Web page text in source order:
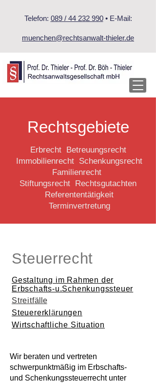
Telefon: 089 / 44 232 990• E-Mail:
muenchen@rechtsanwalt-thieler.de
Rechtsgebiete
Erbrecht Betreuungsrecht
Immobilienrecht Schenkungsrecht
Familienrecht
Stiftungsrecht Rechtsgutachten
Referententätigkeit
Terminvertretung
Steuerrecht
Gestaltung im Rahmen der
Erbschafts-u.Schenkungssteuer
Streitfälle
Steuererkl ärungen
Wirtschaftliche Situation
Wir beraten und vertreten
schwerpunktmäßig im Erbschafts-
und Schenkungssteuerrecht unter